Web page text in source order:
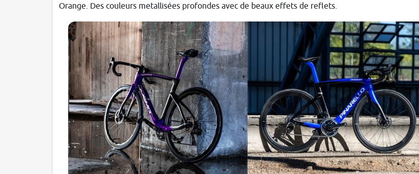
Orange. Des couleurs metallisées profondes avec de beaux effets de reflets.